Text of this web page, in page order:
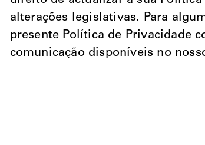
alterações legislativas. Para
presente Política de Privacidade
comunicação disponíveis no